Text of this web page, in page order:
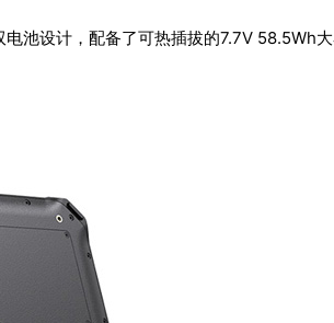
池设计，配备了可热插拔的7.7V 58.5Wh